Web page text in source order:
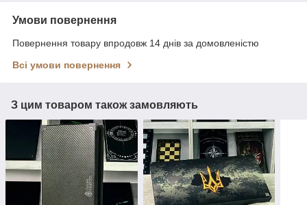
Умови повернення
Повернення товару впродовж 14 днів за домовленістю
Всі умови повернення
З цим товаром також замовляють